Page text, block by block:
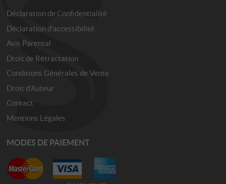
Déclaration de Confidentialité
Déclaration d'accessibilité
Avis Parental
Droit de Rétractation
Conditions Générales de Vente
Droit d’Auteur
Contact
Mentions Légales
MODES DE PAIEMENT